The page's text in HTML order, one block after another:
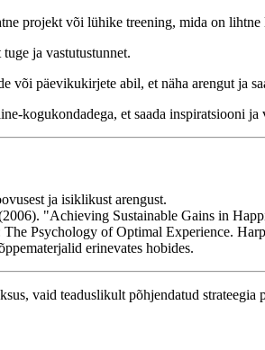
projekt või lühike treening, mida on
ja vastutustunnet.
või päevikukirjete abil, et näha arengut ja
kogukondadega, et saada inspiratsiooni ja
ja isiklikust arengust.
"Achieving Sustainable Gains in
Psychology of Optimal Experience.
erinevates hobides.
vaid teaduslikult põhjendatud